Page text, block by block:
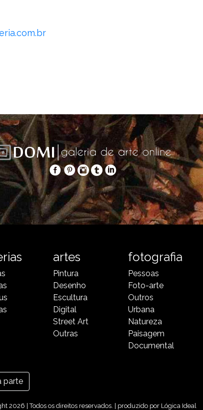
artes
Pintura
Desenho
Escultura
Digital
Street Art
Outras
fotografia
Pessoas
Foto-arte
Outros
Urbana
Natureza
Paisagem
Documental
parte
2026 | Todos os direitos reservados. | produzido por Lógica Ideal